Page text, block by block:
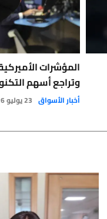
المؤشرات
وتراجع أسهم
أخبار الأسواق 23 يوليو 2026